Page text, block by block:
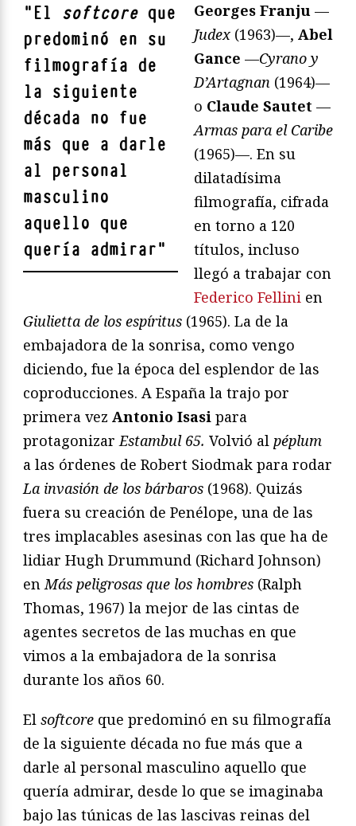
"El softcore que
predominó en su
filmografía de
la siguiente
década no fue
más que a darle
al personal
masculino
aquello que
quería admirar"
Georges Franju —
Judex (1963)—, Abel
Gance —Cyrano y
D’Artagnan (1964)—
o Claude Sautet —
Armas para el Caribe
(1965)—. En su
dilatadísima
filmografía, cifrada
en torno a 120
títulos, incluso
llegó a trabajar con
Federico Fellini en
Giulietta de los espíritus (1965). La de la
embajadora de la sonrisa, como vengo
diciendo, fue la época del esplendor de las
coproducciones. A España la trajo por
primera vez Antonio Isasi para
protagonizarEstambul 65. Volvió al péplum
a las órdenes de Robert Siodmak para rodar
La invasión de los bárbaros (1968). Quizás
fuera su creación de Penélope, una de las
tres implacables asesinas con las que ha de
lidiar Hugh Drummund (Richard Johnson)
enMás peligrosas que los hombres (Ralph
Thomas, 1967) la mejor de las cintas de
agentes secretos de las muchas en que
vimos a la embajadora de la sonrisa
durante los años 60.
El softcore que predominó en su filmografía
de la siguiente década no fue más que a
darle al personal masculino aquello que
quería admirar, desde lo que se imaginaba
bajo las túnicas de las lascivas reinas del